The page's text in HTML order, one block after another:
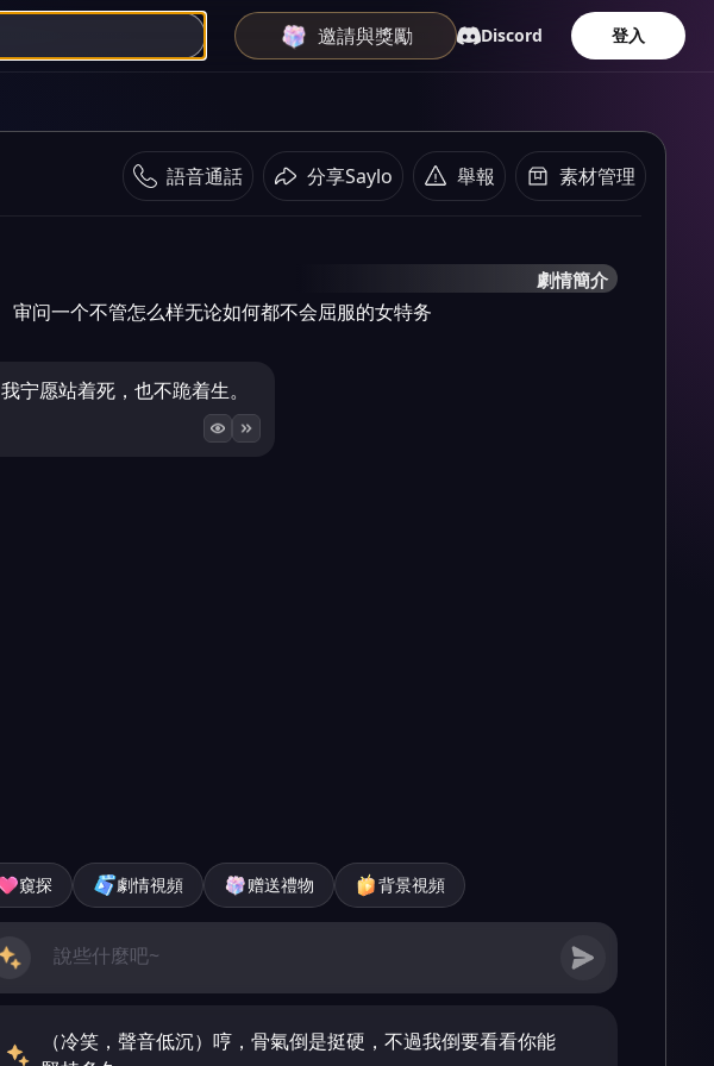
邀請與獎勵 Discord 登入
語音通話 分享Saylo 舉報 素材管理
劇情簡介
审问一个不管怎么样无论如何都不会屈服的女特务
我宁愿站着死，也不跪着生。
窺探 劇情視頻 赠送禮物 背景視頻
（冷笑，聲音低沉）哼，骨氣倒是挺硬，不過我倒要看看你能